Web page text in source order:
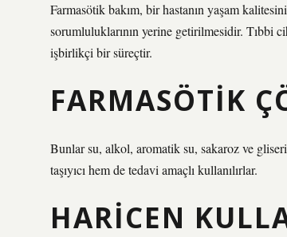
Farmasötik bakım, bir hastanın yaşam
sorumluluklarının yerine getirilmesidir. Tıbbi
işbirlikçi bir süreçtir.
FARMASÖTIK
Bunlar su, alkol, aromatik su, sakaroz ve
taşıyıcı hem de tedavi amaçlı kullanılırlar.
HARICEN